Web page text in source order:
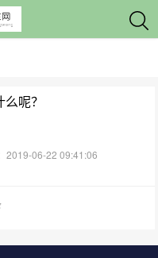
呢？
2019-06-22 09:41:06